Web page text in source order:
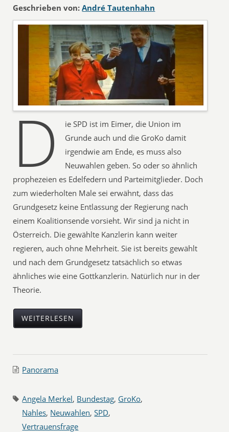
Geschrieben von: André Tautenhahn
D
ie SPD ist im Eimer, die Union im
Grunde auch und die GroKo damit
irgendwie am Ende, es muss also
Neuwahlen geben. So oder so ähnlich
prophezeien es Edelfedern und Parteimitglieder. Doch
zum wiederholten Male sei erwähnt, dass das
Grundgesetz keine Entlassung der Regierung nach
einem Koalitionsende vorsieht. Wir sind ja nicht in
Österreich. Die gewählte Kanzlerin kann weiter
regieren, auch ohne Mehrheit. Sie ist bereits gewählt
und nach dem Grundgesetz tatsächlich so etwas
ähnliches wie eine Gottkanzlerin. Natürlich nur in der
Theorie.
WEITERLESEN
Panorama
Angela Merkel, Bundestag, GroKo,
Nahles, Neuwahlen,SPD,
Vertrauensfrage